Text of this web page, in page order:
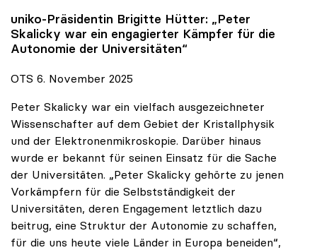
uniko-Präsidentin Brigitte Hütter: „Peter
Skalicky war ein engagierter Kämpfer für die
Autonomie der Universitäten“
OTS 6. November 2025
Peter Skalicky war ein vielfach ausgezeichneter
Wissenschafter auf dem Gebiet der Kristallphysik
und der Elektronenmikroskopie. Darüber hinaus
wurde er bekannt für seinen Einsatz für die Sache
der Universitäten. „Peter Skalicky gehörte zu jenen
Vorkämpfern für die Selbstständigkeit der
Universitäten, deren Engagement letztlich dazu
beitrug, eine Struktur der Autonomie zu schaffen,
für die uns heute viele Länder in Europa beneiden“,